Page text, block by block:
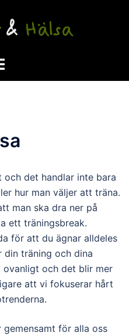
och det handlar inte bara
hur man väljer att träna.
man ska dra ner på
ett träningsbreak.
för att du ägnar alldeles
träning och dina
ovanligt och det blir mer
att vi fokuserar hårt
gemensamt för alla oss